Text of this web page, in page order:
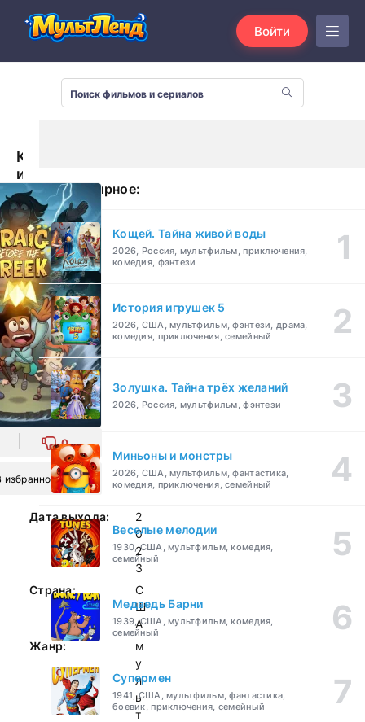
Войти
Крэйг
из
царства
Ручья
(2023)
0
избранное
Дата выхода:
2
0
2
3
Страна:
С
Ш
А
Жанр:
м
у
л
ь
т
Популярное:
Кощей. Тайна живой воды
2026, Россия, мультфильм, приключения,
комедия, фэнтези
История игрушек 5
2026, США, мультфильм, фэнтези, драма,
комедия, приключения, семейный
Золушка. Тайна трёх желаний
2026, Россия, мультфильм, фэнтези
Миньоны и монстры
2026, США, мультфильм, фантастика,
комедия, приключения, семейный
Веселые мелодии
1930, США, мультфильм, комедия,
семейный
Медведь Барни
1939, США, мультфильм, комедия,
семейный
Супермен
1941, США, мультфильм, фантастика,
боевик, приключения, семейный